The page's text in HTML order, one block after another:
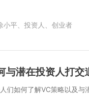
小平、 投资人、 创业者
与潜在投资人打交
们如何了解VC策略以及与